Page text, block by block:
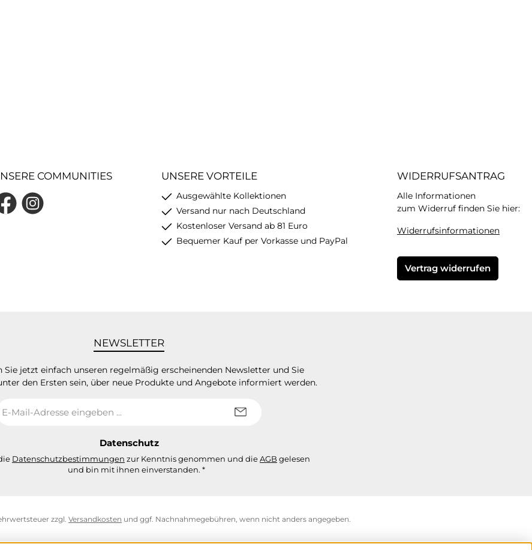
COMMUNITIES
Instagram
UNSERE VORTEILE
Ausgewählte Kollektionen
Versand nur nach Deutschland
Kostenloser Versand ab 81 Euro
Bequemer Kauf per Vorkasse und PayPal
WIDERRUFSANTRAG
Alle Informationen
zum Widerruf finden Sie hier:
Widerrufsinformationen
Vertrag widerrufen
NEWSLETTER
Sie jetzt einfach unseren regelmäßig erscheinenden Newsletter und Sie
den Ersten sein, über neue Produkte und Angebote informiert werden.
Mail-
Datenschutz
Datenschutzbestimmungen zur Kenntnis genommen und dieAGB gelesen
und bin mit ihnen einverstanden. *
zzgl. Versandkosten und ggf. Nachnahmegebühren, wenn nicht anders angegeben.